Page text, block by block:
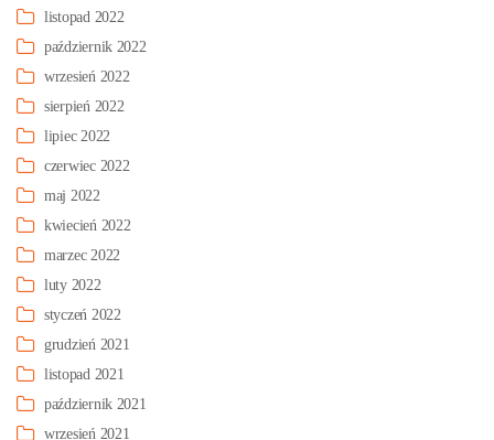
listopad 2022
październik 2022
wrzesień 2022
sierpień 2022
lipiec 2022
czerwiec 2022
maj 2022
kwiecień 2022
marzec 2022
luty 2022
styczeń 2022
grudzień 2021
listopad 2021
październik 2021
wrzesień 2021